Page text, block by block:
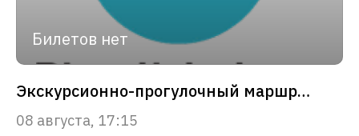
Билетов нет
Экскурсионно-прогулочный маршрут "Северная Венеция"
08 августа, 17:15